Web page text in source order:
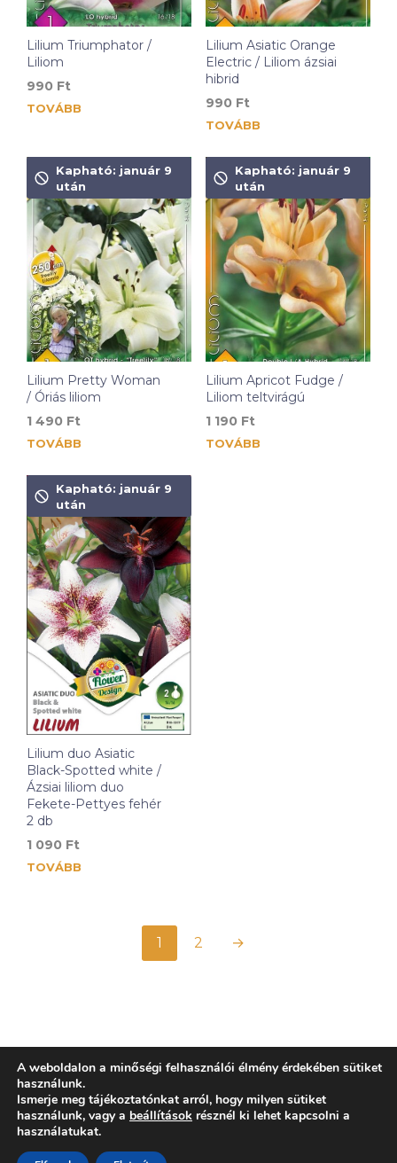
Lilium Triumphator /
Liliom
990 Ft
TOVÁBB
Lilium Asiatic Orange
Electric / Liliom ázsiai
hibrid
990 Ft
TOVÁBB
Lilium Pretty Woman
/ Óriás liliom
1 490 Ft
Kapható: január 9
után
TOVÁBB
Lilium Apricot Fudge /
Liliom teltvirágú
1 190 Ft
Kapható: január 9
után
TOVÁBB
Lilium duo Asiatic
Black-Spotted white /
Ázsiai liliom duo
Fekete-Pettyes fehér
2 db
1 090 Ft
Kapható: január 9
után
TOVÁBB
1 2 →
A weboldalon a minőségi felhasználói élmény érdekében sütiket
használunk.
Ismerje meg tájékoztatónkat arról, hogy milyen sütiket
használunk, vagy a beállítások résznél ki lehet kapcsolni a
használatukat.